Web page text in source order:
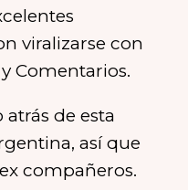
viralizarse con
Comentarios.
de esta
así que
compañeros.